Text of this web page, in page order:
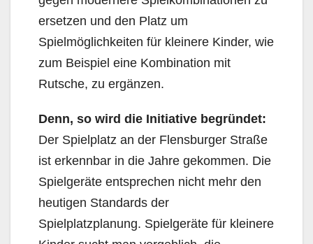
ersetzen und den Platz um
Spielmöglichkeiten für kleinere Kinder, wie
zum Beispiel eine Kombination mit
Rutsche, zu ergänzen.
Denn, so wird die Initiative begründet:
Der Spielplatz an der Flensburger Straße
ist erkennbar in die Jahre gekommen. Die
Spielgeräte entsprechen nicht mehr den
heutigen Standards der
Spielplatzplanung. Spielgeräte für kleinere